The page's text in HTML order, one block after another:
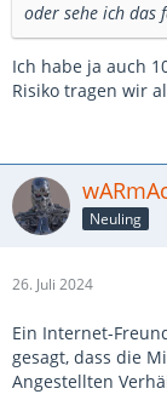
oder sehe ich das
Ich habe ja auch
Risiko tragen wir
Neuling
26. Juli 2024
Ein Internet-
gesagt, dass die
Angestellten